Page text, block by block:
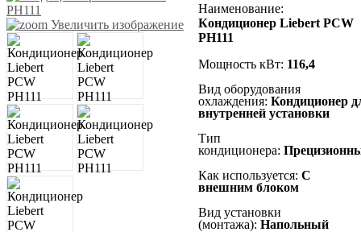
Увеличить изображение
Наименование:
Кондиционер Liebert PCW
PH111
Мощность кВт: 116,4
Вид оборудования
охлаждения: Кондиционер
внутренней установки
Тип
кондиционера:
Как используется: С
внешним блоком
Вид установки
(монтажа): Напольный